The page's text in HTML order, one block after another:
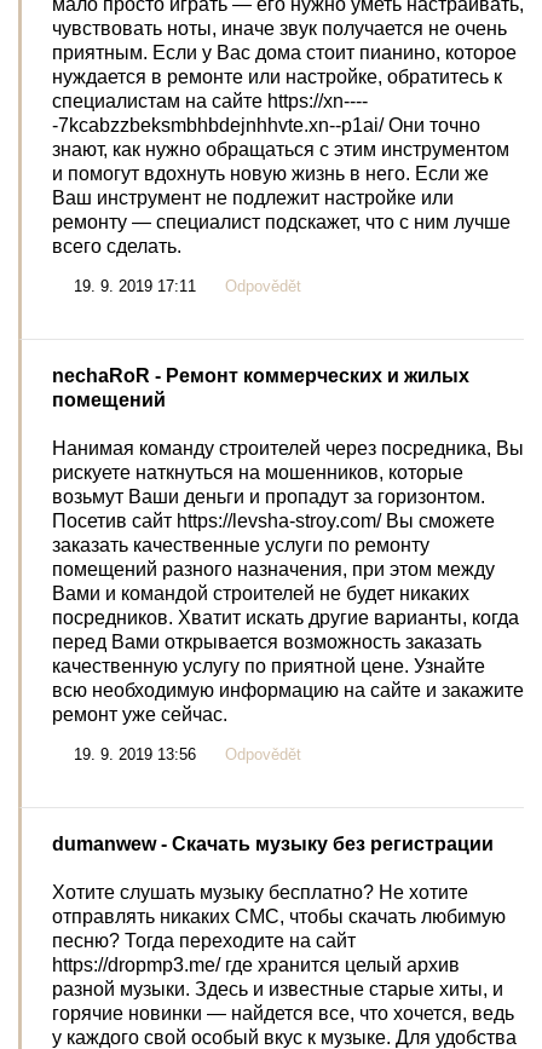
чувствовать ноты, иначе звук получается не очень
приятным. Если у Вас дома стоит пианино, которое
нуждается в ремонте или настройке, обратитесь к
специалистам на сайте https://xn----
-7kcabzzbeksmbhbdejnhhvte.xn--p1ai/ Они точно
знают, как нужно обращаться с этим инструментом
и помогут вдохнуть новую жизнь в него. Если же
Ваш инструмент не подлежит настройке или
ремонту — специалист подскажет, что с ним лучше
всего сделать.
19. 9. 2019 17:11 Odpovědět
nechaRoR - Ремонт коммерческих и жилых
помещений
Нанимая команду строителей через посредника, Вы
рискуете наткнуться на мошенников, которые
возьмут Ваши деньги и пропадут за горизонтом.
Посетив сайт https://levsha-stroy.com/ Вы сможете
заказать качественные услуги по ремонту
помещений разного назначения, при этом между
Вами и командой строителей не будет никаких
посредников. Хватит искать другие варианты, когда
перед Вами открывается возможность заказать
качественную услугу по приятной цене. Узнайте
всю необходимую информацию на сайте и закажите
ремонт уже сейчас.
19. 9. 2019 13:56 Odpovědět
dumanwew- Скачать музыку без регистрации
Хотите слушать музыку бесплатно? Не хотите
отправлять никаких СМС, чтобы скачать любимую
песню? Тогда переходите на сайт
https://dropmp3.me/ где хранится целый архив
разной музыки. Здесь и известные старые хиты, и
горячие новинки — найдется все, что хочется, ведь
у каждого свой особый вкус к музыке. Для удобства